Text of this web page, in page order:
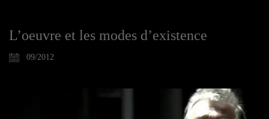
L’oeuvre et les modes d’existence
09/2012